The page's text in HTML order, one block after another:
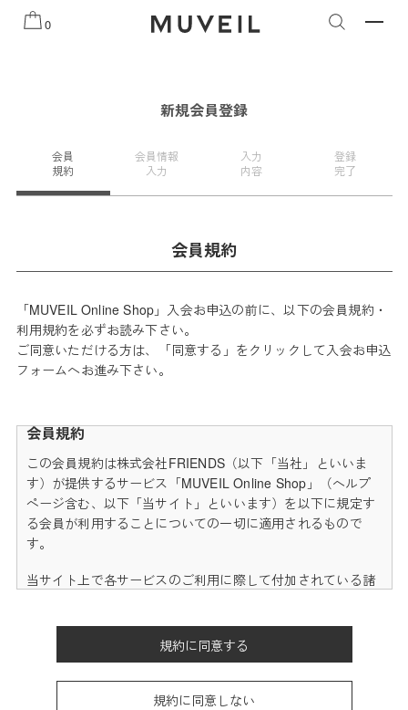
2026 AUTUMN WINTER COLLECTION 2026 PREFALL
0
新規会員登録
会員
規約
会員情報
入力
入力
内容
登録
完了
会員規約
「MUVEIL Online Shop」入会お申込の前に、以下の会員規約・
利用規約を必ずお読み下さい。
ご同意いただける方は、「同意する」をクリックして入会お申込
フォームへお進み下さい。
会員規約
この会員規約は株式会社FRIENDS（以下「当社」といいま
す）が提供するサービス「MUVEIL Online Shop」（ヘルプ
ページ含む、以下「当サイト」といいます）を以下に規定す
る会員が利用することについての一切に適用されるもので
す。
当サイト上で各サービスのご利用に際して付加されている諸
イトとリンクするサービスについては、当サイトのサポート
範囲外となる為、各リンク先の規約に従うものとします）
本規約の変更にご注意下さい
規約に同意しない
規約に同意する